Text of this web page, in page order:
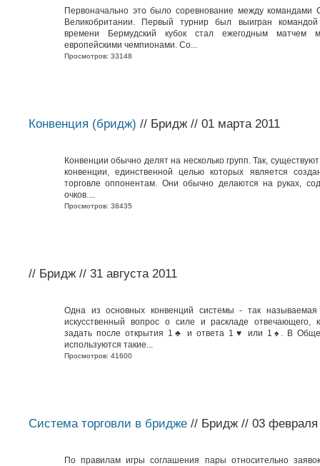
Первоначально это было соревнование между
Великобритании. Первый турнир был выигран
времени Бермудский кубок стал ежегодным
европейскими чемпионами. Со...
Просмотров: 33148
Конвенция (бридж) // Бридж // 01 марта 2011
Конвенции обычно делят на несколько групп. Так,
конвенции, единственной целью которых является
торговле оппонентам. Они обычно делаются на руках,
очков....
Просмотров: 38435
// Бридж // 31 августа 2011
Одна из основных конвенций системы - так называемая
искусственный вопрос о силе и раскладе отвечающего,
задать после открытия 1♣ и ответа 1♥ или 1♠. В
используются такие...
Просмотров: 41600
Система торговли в бридже // Бридж // 03 февраля
По правилам игры соглашения пары относительно